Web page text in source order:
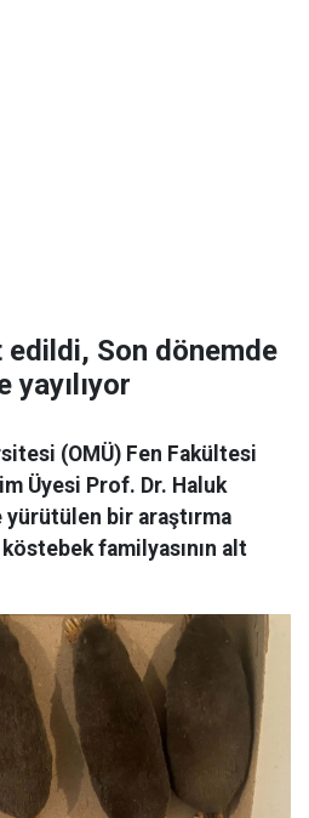
Son dönemde
yayılıyor
(OMÜ) Fen Fakültesi
Üyesi Prof. Dr. Haluk
bir araştırma
familyasının alt